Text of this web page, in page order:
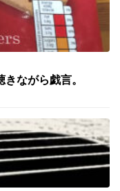
ながら戯言。